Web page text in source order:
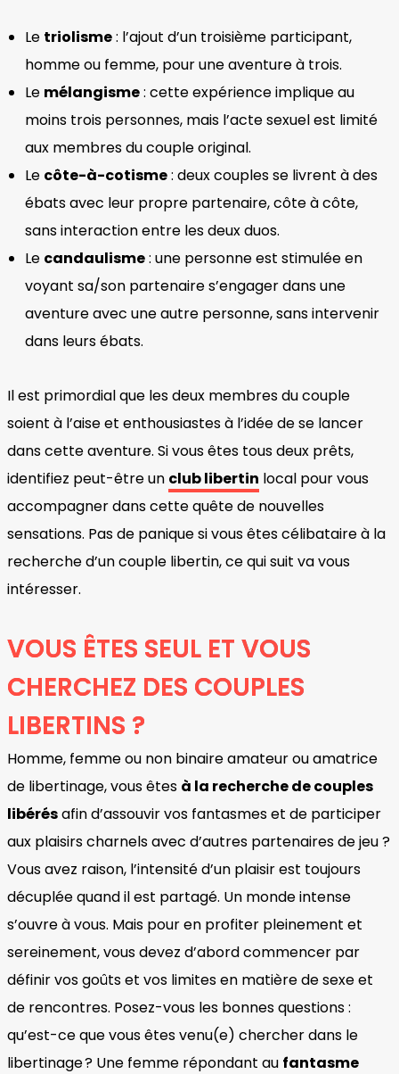
Le triolisme: l’ajout d’un troisième participant,
homme ou femme, pour une aventure à trois.
Le mélangisme: cette expérience implique au
moins trois personnes, mais l’acte sexuel est limité
aux membres du couple original.
Le côte-à-cotisme: deux couples se livrent à des
ébats avec leur propre partenaire, côte à côte,
sans interaction entre les deux duos.
Le candaulisme: une personne est stimulée en
voyant sa/son partenaire s’engager dans une
aventure avec une autre personne, sans intervenir
dans leurs ébats.
Il est primordial que les deux membres du couple
soient à l’aise et enthousiastes à l’idée de se lancer
dans cette aventure. Si vous êtes tous deux prêts,
identifiez peut-être un club libertin local pour vous
accompagner dans cette quête de nouvelles
sensations. Pas de panique si vous êtes célibataire à la
recherche d’un couple libertin, ce qui suit va vous
intéresser.
VOUS ÊTES SEUL ET VOUS
CHERCHEZ DES COUPLES
LIBERTINS ?
Homme, femme ou non binaire amateur ou amatrice
de libertinage, vous êtes à la recherche de couples
libérésafin d’assouvir vos fantasmes et de participer
aux plaisirs charnels avec d’autres partenaires de jeu ?
Vous avez raison, l’intensité d’un plaisir est toujours
décuplée quand il est partagé. Un monde intense
s’ouvre à vous. Mais pour en profiter pleinement et
sereinement, vous devez d’abord commencer par
définir vos goûts et vos limites en matière de sexe et
de rencontres. Posez-vous les bonnes questions :
qu’est-ce que vous êtes venu(e) chercher dans le
libertinage ? Une femme répondant au fantasme